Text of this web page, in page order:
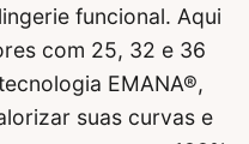
funcional. Aqui
com 25, 32 e 36
EMANA®,
suas curvas e